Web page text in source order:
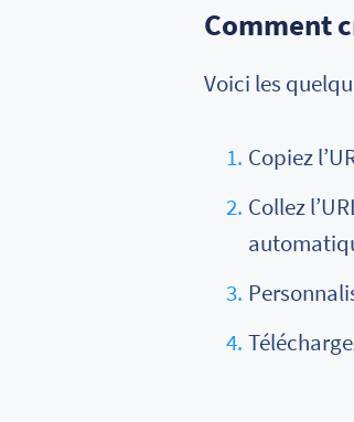
Comment
Voici les
Copiez
Collez